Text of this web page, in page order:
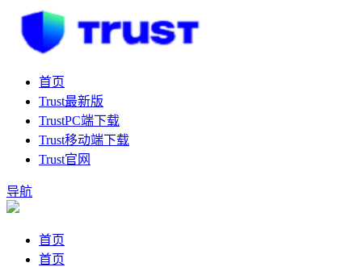
首页
Trust最新版
TrustPC端下载
Trust移动端下载
Trust官网
导航
首页
首页